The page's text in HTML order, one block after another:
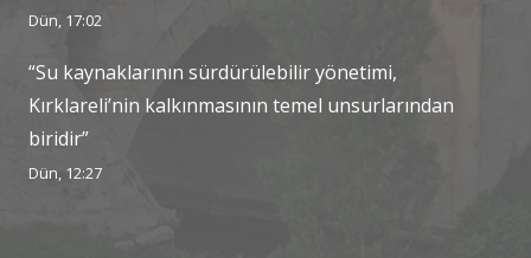
Dün, 17:02
“Su kaynaklarının sürdürülebilir yönetimi,
Kırklareli’nin kalkınmasının temel unsurlarından
biridir”
Dün, 12:27